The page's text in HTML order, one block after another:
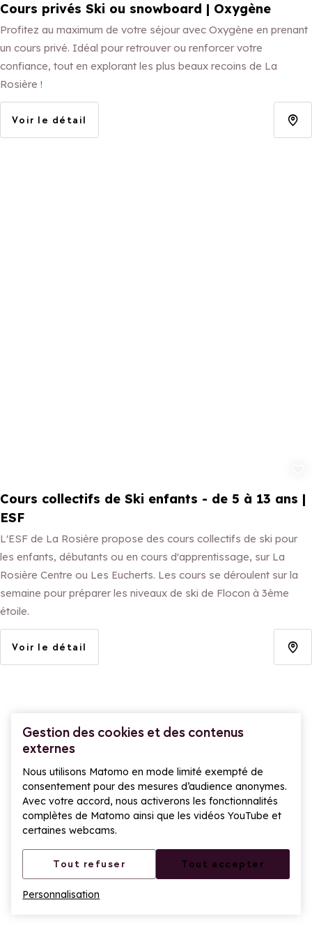
Gestion des cookies et des contenus
externes
Nous utilisons Matomo en mode limité exempté de
consentement pour des mesures d’audience anonymes.
Avec votre accord, nous activerons les fonctionnalités
complètes de Matomo ainsi que les vidéos YouTube et
certaines webcams.
Tout refuser Tout accepter
Personnalisation
Cours privés Ski ou snowboard | Oxygène
Profitez au maximum de votre séjour avec Oxygène en prenant
un cours privé. Idéal pour retrouver ou renforcer votre
confiance, tout en explorant les plus beaux recoins de La
Rosière !
Voir le détail
Cours collectifs de Ski enfants - de 5 à 13 ans |
ESF
L'ESF de La Rosière propose des cours collectifs de ski pour
les enfants, débutants ou en cours d'apprentissage, sur La
Rosière Centre ou Les Eucherts. Les cours se déroulent sur la
semaine pour préparer les niveaux de ski de Flocon à 3ème
étoile.
Voir le détail